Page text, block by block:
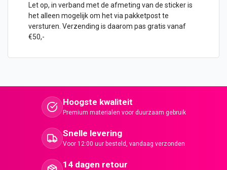
Let op, in verband met de afmeting van de sticker is
het alleen mogelijk om het via pakketpost te
versturen. Verzending is daarom pas gratis vanaf
€50,-
Hoogste kwaliteit
Premium materialen voor duurzaam gebruik
Snelle levering
Voor 12:00 uur besteld, vandaag verzonden
14 dagen retour